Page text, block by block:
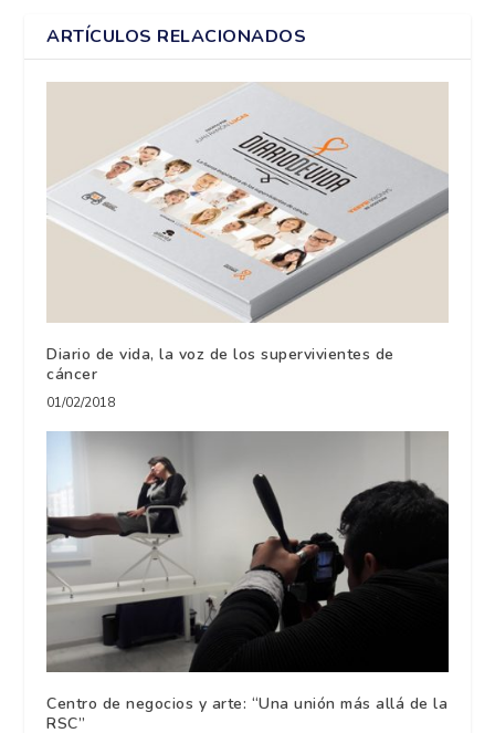
ARTÍCULOS RELACIONADOS
Diario de vida, la voz de los supervivientes de
cáncer
01/02/2018
Centro de negocios y arte: “Una unión más allá de la
RSC”